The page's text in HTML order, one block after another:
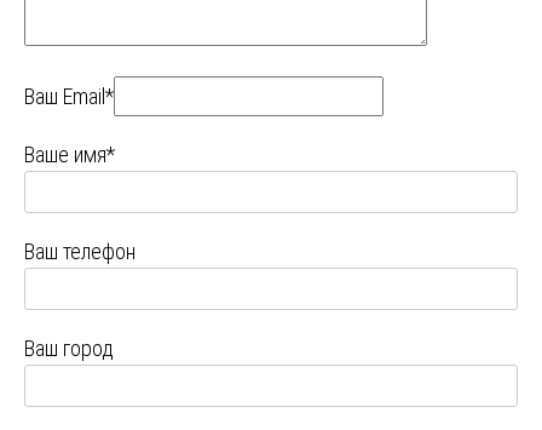
Ваш Email*
Ваше имя*
Ваш телефон
Ваш город